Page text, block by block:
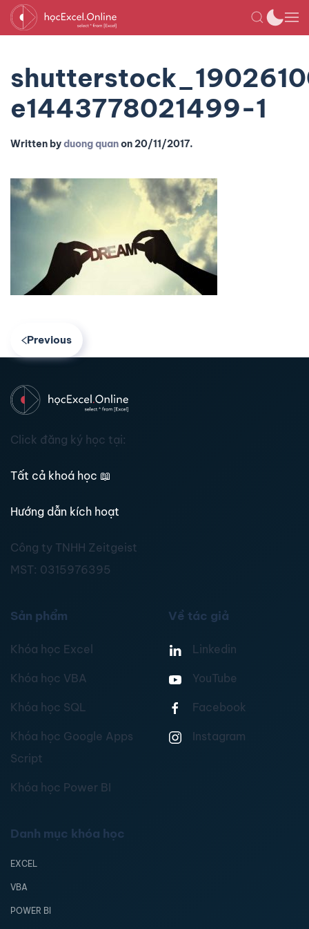
e1443778021499-1
Written byduong quanon20/11/2017.
Previous
Click đăng ký học tại:
Tất cả khoá học 📖
Hướng dẫn kích hoạt
Công ty TNHH Zeitgeist
MST: 0315976395
Sản phẩm
Khóa học Excel
Khóa học VBA
Khóa học SQL
Khóa học Google Apps
Script
Khóa học Power BI
Về tác giả
Linkedin
YouTube
Facebook
Instagram
Danh mục khóa học
EXCEL
VBA
POWER BI